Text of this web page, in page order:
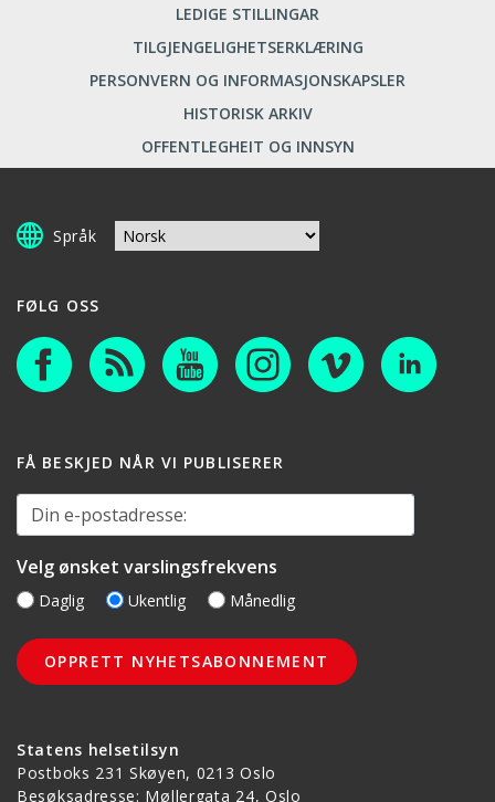
LEDIGE STILLINGAR
TILGJENGELIGHETSERKLÆRING
PERSONVERN OG INFORMASJONSKAPSLER
HISTORISK ARKIV
OFFENTLEGHEIT OG INNSYN
Språk
Statens helsetilsyn
Postboks 231 Skøyen, 0213 Oslo
Besøksadresse: Møllergata 24, Oslo
FØLG OSS
FÅ BESKJED NÅR VI PUBLISERER
Din e-postadresse:
Velg ønsket varslingsfrekvens
Daglig Ukentlig Månedlig